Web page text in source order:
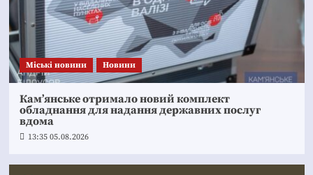
Mіські новини Новини
Кам’янське отримало новий комплект
обладнання для надання державних послуг
вдома
13:35 05.08.2026